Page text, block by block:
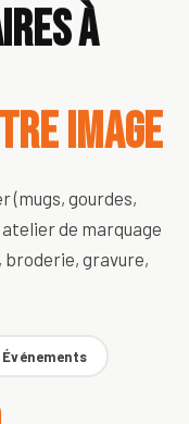
À
IMAGE
(mugs, gourdes,
atelier de marquage
broderie, gravure,
Événements